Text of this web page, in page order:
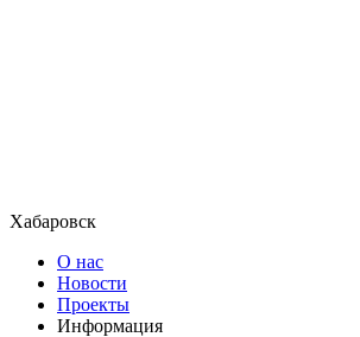
Хабаровск
О нас
Новости
Проекты
Информация